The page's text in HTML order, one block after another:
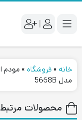
|
خانه »فروشگاه »
مدل 5668B
محصولات مرتبط